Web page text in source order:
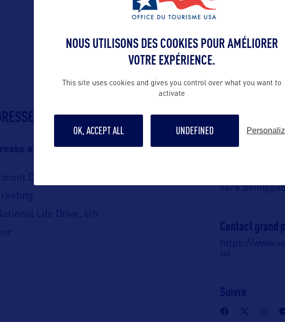
ALLEZ PLUS LOIN
aux USA :
Dept. of Tourism and
Life Drive, 6th
Contact presse
Contact grand
https://
us
Suivre
NOUS UTILISONS DES COOKIES POUR AMÉLIORER
VOTRE EXPÉRIENCE.
This site uses cookies and gives you control over what you want to
activate
OK, ACCEPT ALL UNDEFINED